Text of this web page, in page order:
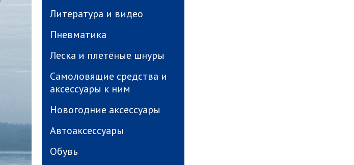
Литература и видео
Пневматика
Леска и плетёные шнуры
Самоловящие средства и
аксессуары к ним
Новогодние аксессуары
Автоаксессуары
Обувь